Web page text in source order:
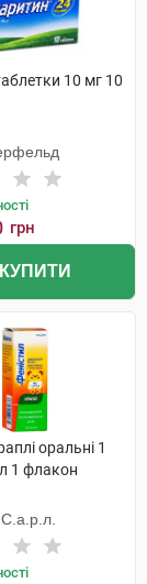
10 мг 10
грн
оральні 1
1 флакон